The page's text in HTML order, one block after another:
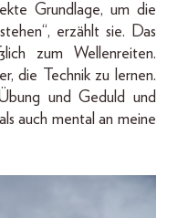
Grundlage, um die
erzählt sie. Das
zum Wellenreiten.
die Technik zu lernen.
und Geduld und
auch mental an meine